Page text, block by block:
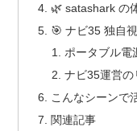
🌿 satashark の
🎯 ナビ35 独自
ポータブル電
ナビ35運営
こんなシーンで
関連記事